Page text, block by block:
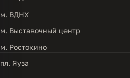
м. ВДНХ
м. Выставочный центр
м. Ростокино
пл. Яуза